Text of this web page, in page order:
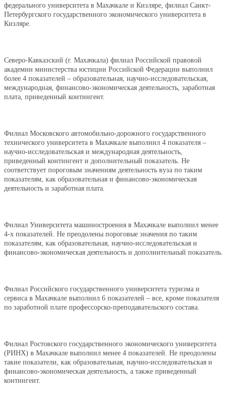
федерального университета в Махачкале и Кизляре, филиал Санкт-
Петербургского государственного экономического университета в
Кизляре.
Северо-Кавказский (г. Махачкала) филиал Российской правовой
академии министерства юстиции Российской Федерации выполнил
более 4 показателей – образовательная, научно-исследовательская,
международная, финансово-экономическая деятельность, заработная
плата, приведенный контингент.
Филиал Московского автомобильно-дорожного государственного
технического университета в Махачкале выполнил 4 показателя –
научно-исследовательская и международная деятельность,
приведенный контингент и дополнительный показатель. Не
соответствует пороговым значениям деятельность вуза по таким
показателям, как образовательная и финансово-экономическая
деятельность и заработная плата.
Филиал Университета машиностроения в Махачкале выполнил менее
4-х показателей. Не преодолены пороговые значения по таким
показателям, как образовательная, научно-исследовательская и
финансово-экономическая деятельность и дополнительный показатель.
Филиал Российского государственного университета туризма и
сервиса в Махачкале выполнил 6 показателей – все, кроме показателя
по заработной плате профессорско-преподавательского состава.
Филиал Ростовского государственного экономического университета
(РИНХ) в Махачкале выполнил менее 4 показателей. Не преодолены
такие показатели, как образовательная, научно-исследовательская и
финансово-экономическая деятельность, а также приведенный
контингент.